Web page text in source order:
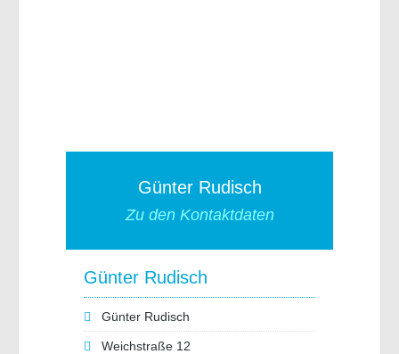
Günter Rudisch
Zu den Kontaktdaten
Günter Rudisch
Günter Rudisch
Weichstraße 12